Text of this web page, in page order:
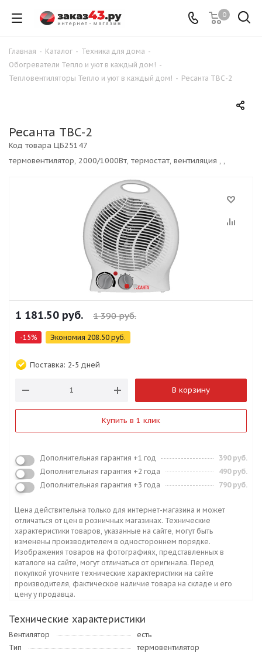
0
Главная - Каталог - Техника для дома -
Обогреватели Тепло и уют в каждый дом! -
Тепловентиляторы Тепло и уют в каждый дом! - Ресанта ТВС-2
Ресанта ТВС-2
термовентилятор, 2000/1000Вт, термостат, вентиляция , ,
Код товара ЦБ25147
1 181.50 руб. 1 390руб.
-15% Экономия 208.50 руб.
Поставка: 2-5 дней
В корзину
Купить в 1 клик
Дополнительная гарантия +1 год
390 руб.
Дополнительная гарантия +2 года
490 руб.
Дополнительная гарантия +3 года
790 руб.
Цена действительна только для интернет-магазина и может
отличаться от цен в розничных магазинах. Технические
характеристики товаров, указанные на сайте, могут быть
изменены производителем в одностороннем порядке.
Изображения товаров на фотографиях, представленных в
каталоге на сайте, могут отличаться от оригинала. Перед
покупкой уточните технические характеристики на сайте
производителя, фактическое наличие товара на складе и его
цену у продавца.
Технические характеристики
Вентилятор
есть
Тип
термовентилятор